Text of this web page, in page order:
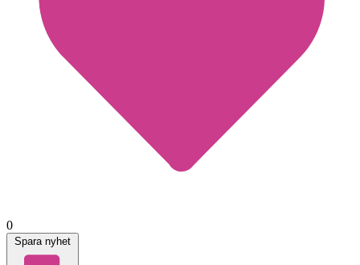
0
Spara nyhet